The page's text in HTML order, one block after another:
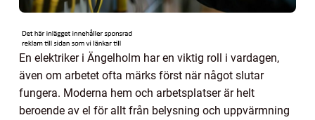
En elektriker i Ängelholm har en viktig roll i vardagen,
även om arbetet ofta märks först när något slutar
fungera. Moderna hem och arbetsplatser är helt
beroende av el för allt från belysning och uppvärmning